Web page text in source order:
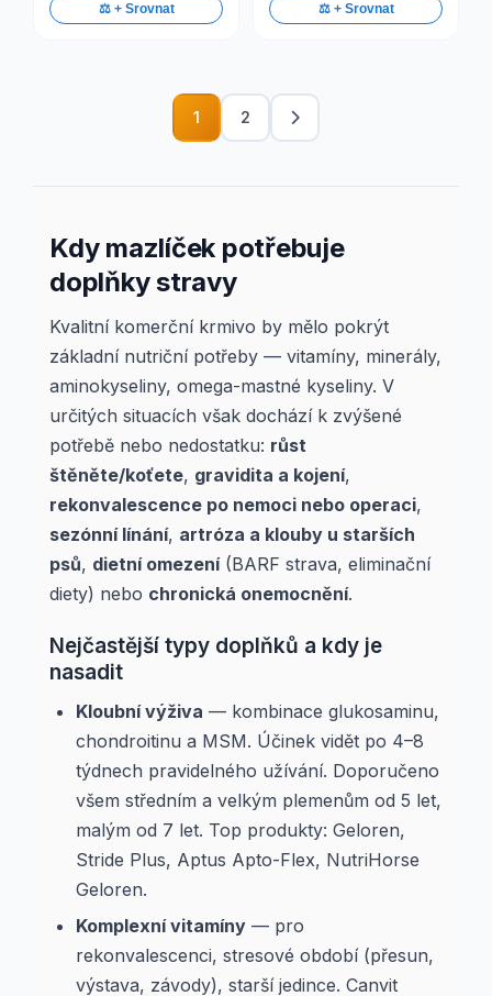
⚖️ + Srovnat ⚖️ + Srovnat
1 2
Kdy mazlíček potřebuje
doplňky stravy
Kvalitní komerční krmivo by mělo pokrýt
základní nutriční potřeby — vitamíny, minerály,
aminokyseliny, omega-mastné kyseliny. V
určitých situacích však dochází k zvýšené
potřebě nebo nedostatku: růst
štěněte/koťete, gravidita a kojení,
rekonvalescence po nemoci nebo operaci,
sezónní línání, artróza a klouby u starších
psů, dietní omezení(BARF strava, eliminační
diety) nebo chronická onemocnění.
Nejčastější typy doplňků a kdy je
nasadit
Kloubní výživa — kombinace glukosaminu,
chondroitinu a MSM. Účinek vidět po 4–8
týdnech pravidelného užívání. Doporučeno
všem středním a velkým plemenům od 5 let,
malým od 7 let. Top produkty: Geloren,
Stride Plus, Aptus Apto-Flex, NutriHorse
Geloren.
Komplexní vitamíny — pro
rekonvalescenci, stresové období (přesun,
výstava, závody), starší jedince. Canvit